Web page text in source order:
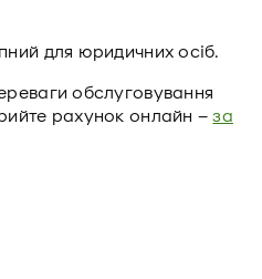
для юридичних осіб.
обслуговування
рахунок онлайн –за